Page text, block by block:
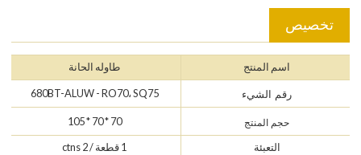
تخصيص
اسم المنتج طاوله الحانة
رقم الشيء 680BT-ALUW - RO70، SQ75
حجم المنتج 70 * 70 * 105
التعبئة
1 قطعة / 2 ctns